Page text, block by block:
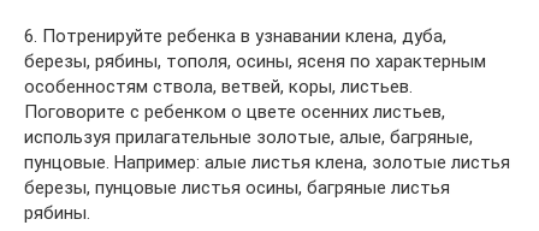
6. Потренируйте ребенка в узнавании клена, дуба,
березы, рябины, тополя, осины, ясеня по характерным
особенностям ствола, ветвей, коры, листьев.
Поговорите с ребенком о цвете осенних листьев,
используя прилагательные золотые, алые, багряные,
пунцовые. Например: алые листья клена, золотые листья
березы, пунцовые листья осины, багряные листья
рябины.